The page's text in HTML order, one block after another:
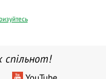
спільнот!